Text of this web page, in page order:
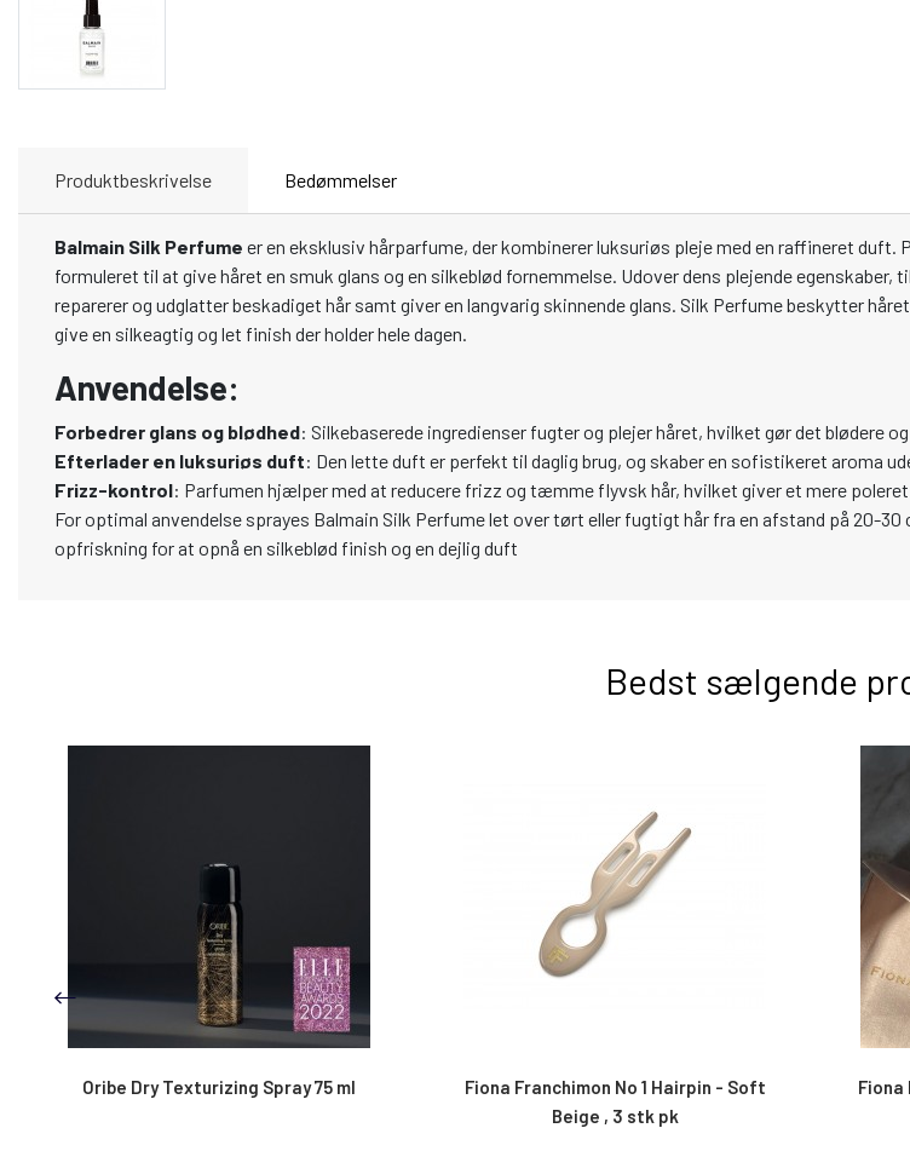
Produktbeskrivelse Bedømmelser
Balmain Silk Perfume er en eksklusiv hårparfume, der kombinerer luksuriøs pleje med en raffineret
formuleret til at give håret en smuk glans og en silkeblød fornemmelse. Udover dens plejende
reparerer og udglatter beskadiget hår samt giver en langvarig skinnende glans. Silk Perfume beskytter
give en silkeagtig og let finish der holder hele dagen.
Anvendelse:
Forbedrer glans og blødhed: Silkebaserede ingredienser fugter og plejer håret, hvilket gør det blødere
Efterlader en luksuriøs duft: Den lette duft er perfekt til daglig brug, og skaber en sofistikeret aroma
Frizz-kontrol: Parfumen hjælper med at reducere frizz og tæmme flyvsk hår, hvilket giver et mere
For optimal anvendelse sprayes Balmain Silk Perfume let over tørt eller fugtigt hår fra en afstand på 20-
opfriskning for at opnå en silkeblød finish og en dejlig duft
Bedst sælgende
Fiona Franchimon No 1 Hairpin - Soft
Fiona Franchimon No 1 Hairpin - Paris
Collection, 3 stk
Oribe